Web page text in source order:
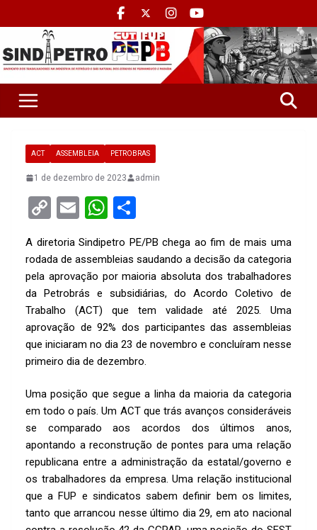
ACT ASSEMBLEIA PETROBRAS
1 de dezembro de 2023 admin
C
py
Li
n
k
E
ail
W
at
s
A
p
p
ar
e
A diretoria Sindipetro PE/PB chega ao fim de mais uma
rodada de assembleias saudando a decisão da categoria
pela aprovação por maioria absoluta dos trabalhadores
da Petrobrás e subsidiárias, do Acordo Coletivo de
Trabalho (ACT) que tem validade até 2025. Uma
aprovação de 92% dos participantes das assembleias
que iniciaram no dia 23 de novembro e concluíram nesse
primeiro dia de dezembro.
Uma posição que segue a linha da maioria da categoria
em todo o país. Um ACT que trás avanços consideráveis
se comparado aos acordos dos últimos anos,
apontando a reconstrução de pontes para uma relação
republicana entre a administração da estatal/governo e
os trabalhadores da empresa. Uma relação institucional
que a FUP e sindicatos sabem definir bem os limites,
tanto que arrancou nesse último dia 29, em ato nacional